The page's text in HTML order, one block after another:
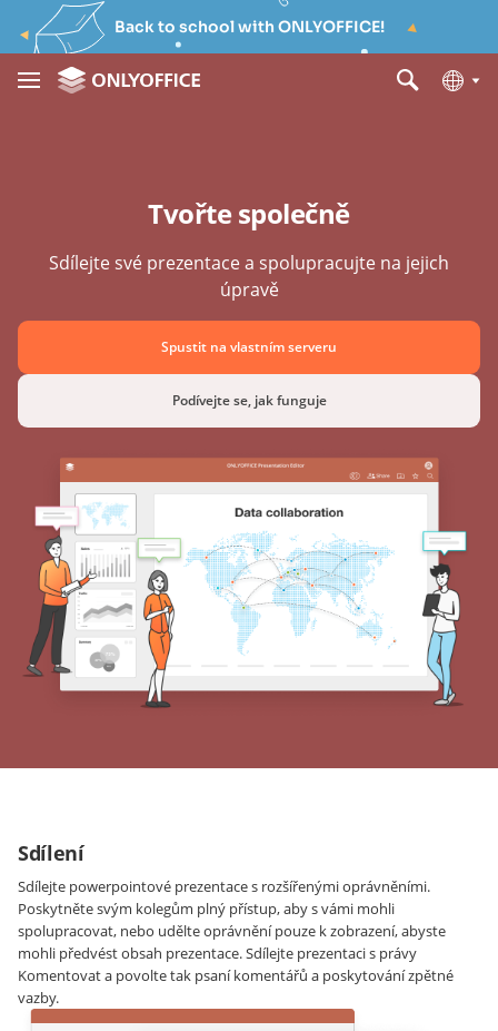
Back to school with ONLYOFFICE!
Tvořte společně
Sdílejte své prezentace a spolupracujte na jejich
úpravě
Spustit na vlastním serveru
Podívejte se, jak funguje
Sdílení
Sdílejte powerpointové prezentace s rozšířenými oprávněními.
Poskytněte svým kolegům plný přístup, aby s vámi mohli
spolupracovat, nebo udělte oprávnění pouze k zobrazení, abyste
mohli předvést obsah prezentace. Sdílejte prezentaci s právy
Komentovat a povolte tak psaní komentářů a poskytování zpětné
vazby.